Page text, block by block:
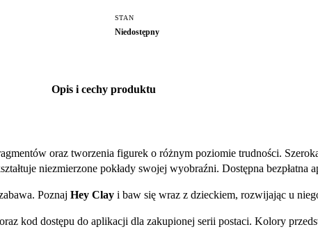
STAN
Niedostępny
Opis i cechy produktu
oraz tworzenia figurek o różnym poziomie trudności.
niezmierzone pokłady swojej wyobraźni. Dostępna bezpłatna
Poznaj Hey Clay i baw się wraz z dzieckiem, rozwijając u
kod dostępu do aplikacji dla zakupionej serii postaci. Kolory